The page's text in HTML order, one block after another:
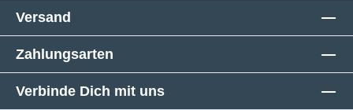
Versand
Zahlungsarten
Verbinde Dich mit uns